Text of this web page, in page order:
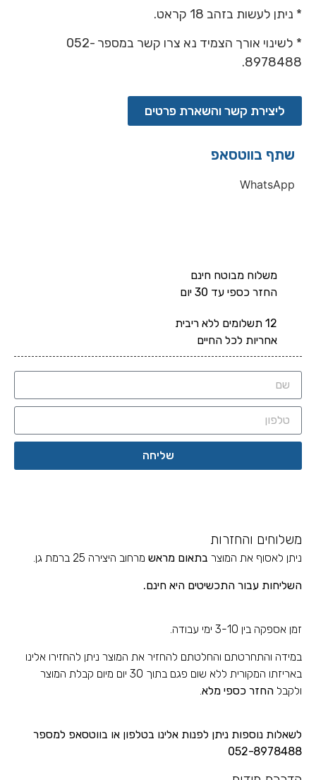
* ניתן לעשות בזהב 18 קראט.
* לשינוי אורך הצמיד נא צרו קשר במספר 052-
8978488.
ליצירת קשר והשארת פרטים
שתף בווטסאפ
WhatsApp
משלוח מבוטח חינם
החזר כספי עד 30 יום
12 תשלומים ללא ריבית
אחריות לכל החיים
שליחה
משלוחים והחזרות
ניתן לאסוף את המוצר בתאום מראש מרחוב היצירה 25 ברמת גן.
השליחות עבור התכשיטים היא חינם.
זמן אספקה בין 3-10 ימי עבודה.
במידה והתחרטתם והחלטתם להחזיר את המוצר ניתן להחזירו אלינו
באריזתו המקורית ללא שום פגם בתוך 30 יום מיום קבלת המוצר
ולקבל החזר כספי מלא
לשאלות נוספות ניתן לפנות אלינו בטלפון או בווטסאפ למספר
052-8978488